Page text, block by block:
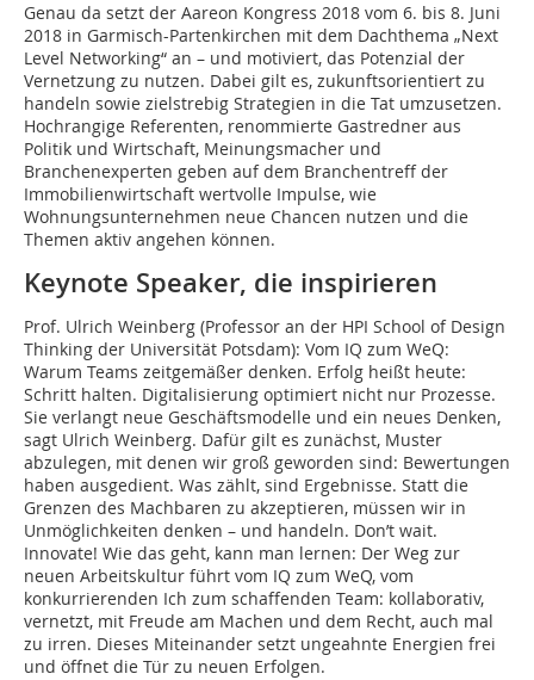
Genau da setzt der Aareon Kongress 2018 vom 6. bis 8. Juni
2018 in Garmisch-Partenkirchen mit dem Dachthema „Next
Level Networking“ an – und motiviert, das Potenzial der
Vernetzung zu nutzen. Dabei gilt es, zukunftsorientiert zu
handeln sowie zielstrebig Strategien in die Tat umzusetzen.
Hochrangige Referenten, renommierte Gastredner aus
Politik und Wirtschaft, Meinungsmacher und
Branchenexperten geben auf dem Branchentreff der
Immobilienwirtschaft wertvolle Impulse, wie
Wohnungsunternehmen neue Chancen nutzen und die
Themen aktiv angehen können.
Keynote Speaker, die inspirieren
Prof. Ulrich Weinberg (Professor an der HPI School of Design
Thinking der Universität Potsdam): Vom IQ zum WeQ:
Warum Teams zeitgemäßer denken. Erfolg heißt heute:
Schritt halten. Digitalisierung optimiert nicht nur Prozesse.
Sie verlangt neue Geschäftsmodelle und ein neues Denken,
sagt Ulrich Weinberg. Dafür gilt es zunächst, Muster
abzulegen, mit denen wir groß geworden sind: Bewertungen
haben ausgedient. Was zählt, sind Ergebnisse. Statt die
Grenzen des Machbaren zu akzeptieren, müssen wir in
Unmöglichkeiten denken – und handeln. Don’t wait.
Innovate! Wie das geht, kann man lernen: Der Weg zur
neuen Arbeitskultur führt vom IQ zum WeQ, vom
konkurrierenden Ich zum schaffenden Team: kollaborativ,
vernetzt, mit Freude am Machen und dem Recht, auch mal
zu irren. Dieses Miteinander setzt ungeahnte Energien frei
und öffnet die Tür zu neuen Erfolgen.